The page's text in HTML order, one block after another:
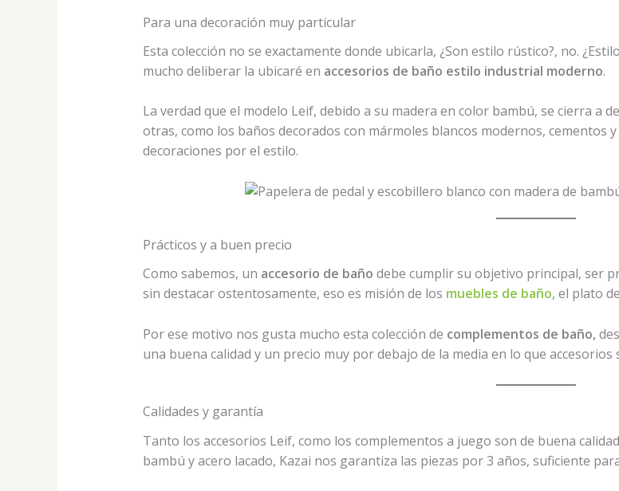
Para una decoración muy particular
Esta colección no se exactamente donde ubicarla, ¿Son estilo rústico?, no.
mucho deliberar la ubicaré en accesorios de baño estilo industrial moderno.
La verdad que el modelo Leif, debido a su madera en color bambú, se cierra a
otras, como los baños decorados con mármoles blancos modernos, cementos
decoraciones por el estilo.
Prácticos y a buen precio
Como sabemos, un accesorio de baño debe cumplir su objetivo principal, ser
sin destacar ostentosamente, eso es misión de los muebles de baño, el plato
Por ese motivo nos gusta mucho esta colección de complementos de baño,
una buena calidad y un precio muy por debajo de la media en lo que accesorios
Calidades y garantía
Tanto los accesorios Leif, como los complementos a juego son de buena
bambú y acero lacado, Kazai nos garantiza las piezas por 3 años, suficiente